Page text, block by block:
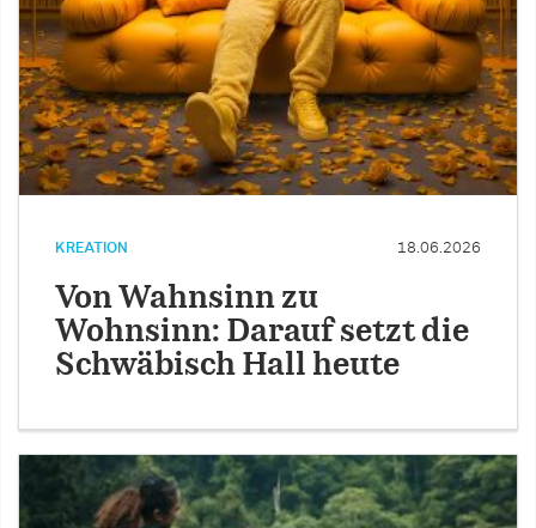
KREATION 18.06.2026
Von Wahnsinn zu
Wohnsinn: Darauf setzt die
Schwäbisch Hall heute